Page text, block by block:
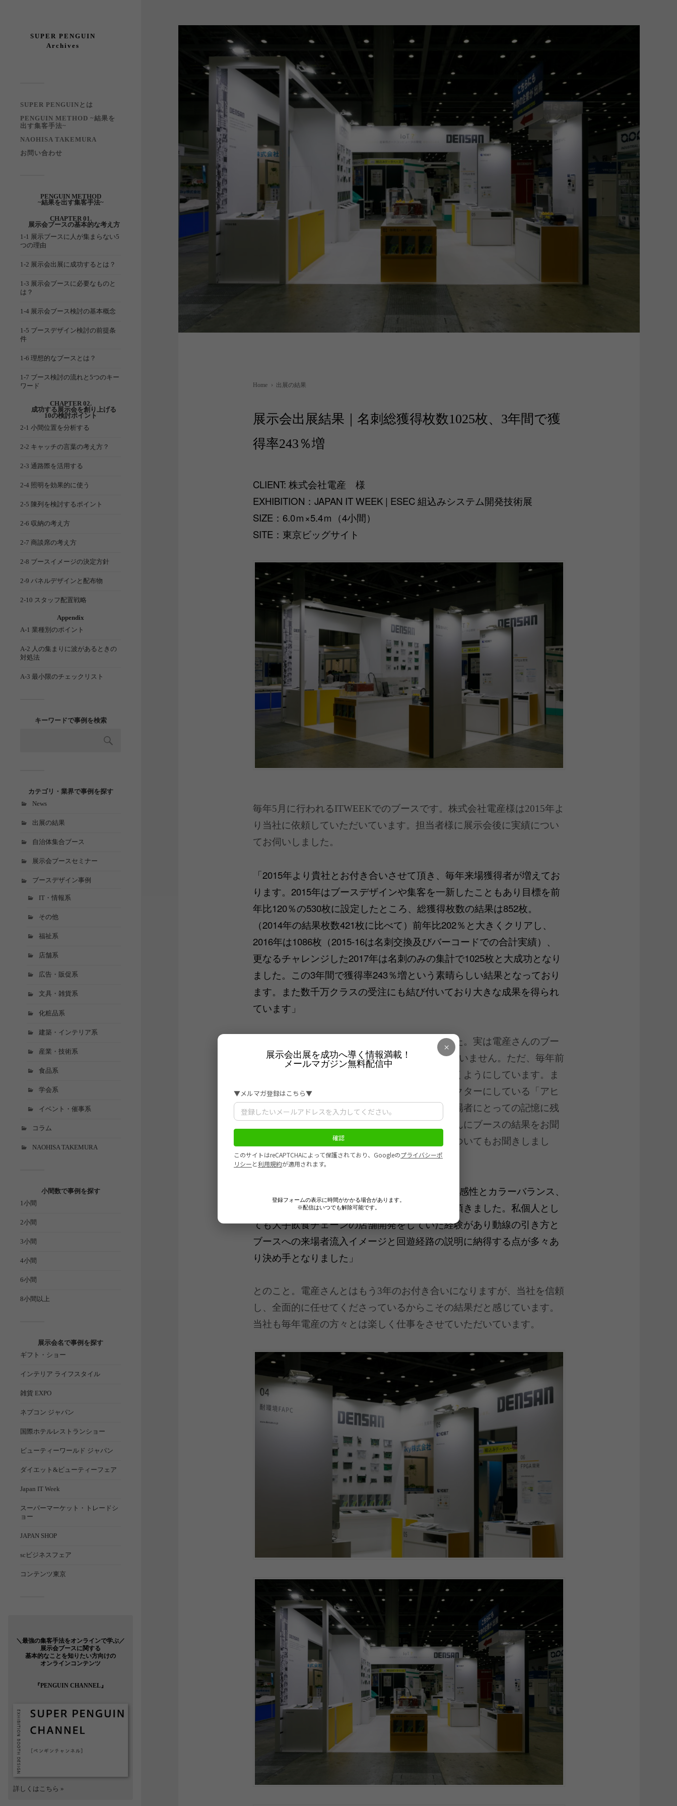
SUPER PENGUIN
Archives
SUPER PENGUINとは
PENGUIN METHOD ~結果を
出す集客手法~
NAOHISA TAKEMURA
お問い合わせ
PENGUIN METHOD
~結果を出す集客手法~
CHAPTER 01.
展示会ブースの基本的な考え方
1-1 展示ブースに人が集まらない5
つの理由
1-2 展示会出展に成功するとは？
1-3 展示会ブースに必要なものと
は？
1-4 展示会ブース検討の基本概念
1-5 ブースデザイン検討の前提条
件
1-6 理想的なブースとは？
1-7 ブース検討の流れと5つのキー
ワード
CHAPTER 02.
成功する展示会を創り上げる
10の検討ポイント
2-1 小間位置を分析する
2-2 キャッチの言葉の考え方？
2-3 通路際を活用する
2-4 照明を効果的に使う
2-5 陳列を検討するポイント
2-6 収納の考え方
2-7 商談席の考え方
2-8 ブースイメージの決定方針
2-9 パネルデザインと配布物
2-10 スタッフ配置戦略
Appendix
A-1 業種別のポイント
A-2 人の集まりに波があるときの
対処法
A-3 最小限のチェックリスト
キーワードで事例を検索
カテゴリ・業界で事例を探す
News
出展の結果
自治体集合ブース
展示会ブースセミナー
ブースデザイン事例
IT・情報系
その他
福祉系
店舗系
広告・販促系
文具・雑貨系
化粧品系
建築・インテリア系
産業・技術系
食品系
学会系
イベント・催事系
コラム
NAOHISA TAKEMURA
小間数で事例を探す
1小間
2小間
3小間
4小間
6小間
8小間以上
展示会名で事例を探す
ギフト・ショー
インテリア ライフスタイル
雑貨 EXPO
ネプコン ジャパン
国際ホテルレストランショー
ビューティーワールド ジャパン
ダイエット&ビューティーフェア
Japan IT Week
スーパーマーケット・トレードシ
ョー
JAPAN SHOP
scビジネスフェア
コンテンツ東京
＼最強の集客手法をオンラインで学ぶ／
展示会ブースに関する
基本的なことを知りたい方向けの
オンラインコンテンツ
『PENGUIN CHANNEL』
詳しくはこちら »
Home › 出展の結果
展示会出展結果｜名刺総獲得枚数1025枚、3年間で獲
得率243％増
CLIENT: 株式会社電産 様
EXHIBITION：JAPAN IT WEEK | ESEC 組込みシステム開発技術展
SIZE：6.0ｍ×5.4ｍ（4小間）
SITE：東京ビッグサイト
毎年5月に行われるITWEEKでのブースです。株式会社電産様は2015年よ
り当社に依頼していただいています。担当者様に展示会後に実績につい
てお伺いしました。
「2015年より貴社とお付き合いさせて頂き、毎年来場獲得者が増えてお
ります。2015年はブースデザインや集客を一新したこともあり目標を前
年比120％の530枚に設定したところ、総獲得枚数の結果は852枚。
（2014年の結果枚数421枚に比べて）前年比202％と大きくクリアし、
2016年は1086枚（2015-16は名刺交換及びバーコードでの合計実績）、
更なるチャレンジした2017年は名刺のみの集計で1025枚と大成功となり
ました。この3年間で獲得率243％増という素晴らしい結果となっており
ます。また数千万クラスの受注にも結び付いており大きな成果を得られ
ています」
このように貴重な嬉しいご意見をいただきました。実は電産さんのブー
スはこの3年間基本的なブースの考え方は変えていません。ただ、毎年前
年の反省点を活かしてバージョンアップしていくようにしています。ま
た、電産さんの方で展示会ブースに置くキャラクターにしている「アヒ
ル（当社では勝手にぴーちゃんと命名）」が来場者にとっての記憶に残
る目印になっているのかもしれません。電産さんにブースの結果をお聞
きしたついでに当社へご依頼いただいた理由についてもお聞きしまし
た。
「HP上で過去実績/作品集を拝見し、竹村さんの感性とカラーバランス、
エッジが映える施工デザインが気に入りご来社頂きました。私個人とし
ても大手飲食チェーンの店舗開発をしていた経験があり動線の引き方と
ブースへの来場者流入イメージと回遊経路の説明に納得する点が多々あ
り決め手となりました」
とのこと。電産さんとはもう3年のお付き合いになりますが、当社を信頼
し、全面的に任せてくださっているからこその結果だと感じています。
当社も毎年電産の方々とは楽しく仕事をさせていただいています。
×
展示会出展を成功へ導く情報満載！
メールマガジン無料配信中
登録フォームの表示に時間がかかる場合があります。
※配信はいつでも解除可能です。